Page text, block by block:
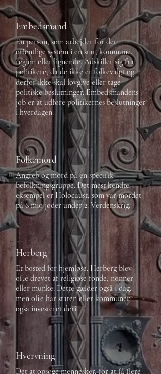
Embedsmand
En person, som arbejder for det
offentlige system i en stat, kommune,
region eller lignende. Adskiller sig fra
politikere, da de ikke er folkevalgt og
derfor ikke skal lovgive eller tage
politiske beslutninger. Embedsmandens
job er at udføre politikernes beslutninger
i hverdagen.
Folkemord
Angreb og mord på en specifik
befolkningsgruppe. Det mest kendte
eksempel er Holocaust, som var mordet
på 6 mio jøder under 2. Verdenskrig.
Herberg
Et bosted for hjemløse. Herberg blev
ofte drevet af religiøse fonde, nonner
eller munke. Dette gælder også i dag,
men ofte har staten eller kommunen
også investeret deri.
Hvervning
Det at opsøge mennesker, for at få flere